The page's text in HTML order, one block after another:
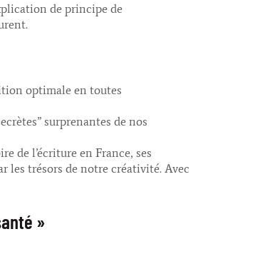
de principe de
optimale en toutes
surprenantes de nos
de l’écriture en France, ses
les trésors de notre créativité. Avec
»